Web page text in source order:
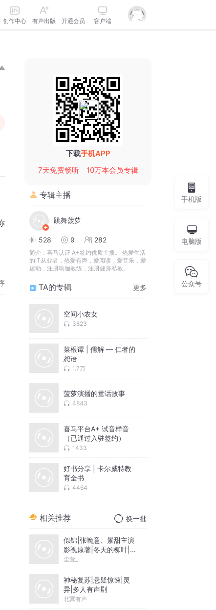
创作中心 有声出版 开通会员 客户端
下载手机APP
7天免费畅听
10万本会员专辑
专辑主播
跳舞菠萝
528 9 282
简介： 喜马认证 A+签约优质主播。 热爱生活
的IT从业者，热爱有声，爱阅读，爱音乐，爱
运动，注册瑜伽教练，注册健身私教。
TA的专辑 更多
空间小农女
3823
菜根谭 | 儒解 — 仁者的
恕语
1.7万
菠萝演播的童话故事
4843
喜马平台A+ 试音样音
（已通过入驻签约）
1433
好书分享 | 卡尔威特教
育全书
4464
相关推荐 换一批
似锦|张晚意、景甜主演
影视原著|冬天的柳叶|尘
萱&雪月之下领衔|多人
尘萱_
神秘复苏|悬疑惊悚|灵
异|多人有声剧
北冥有声
手机版
电脑版
公众号